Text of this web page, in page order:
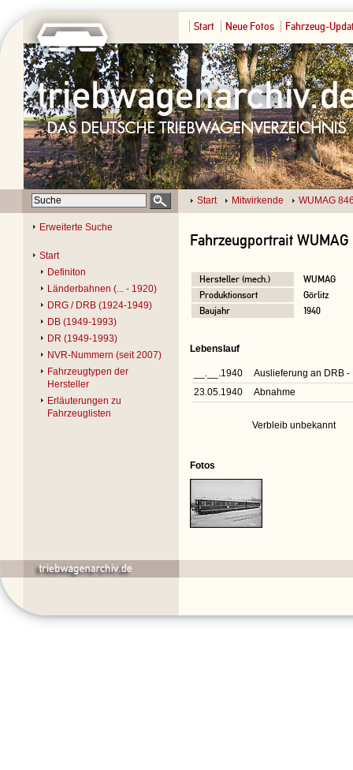
Start Neue Fotos Fahrzeug-
Start Mitwirkende WUMAG
Erweiterte Suche
Start
Definiton
Länderbahnen (... - 1920)
DRG / DRB (1924-1949)
DB (1949-1993)
DR (1949-1993)
NVR-Nummern (seit 2007)
Fahrzeugtypen der
Hersteller
Erläuterungen zu
Fahrzeuglisten
Fahrzeugportrait WUMAG
Hersteller (mech.)
WUMAG
Produktionsort
Görlitz
Baujahr
1940
Lebenslauf
__.__.1940
Auslieferung an DRB
23.05.1940
Abnahme
Verbleib unbekannt
Fotos